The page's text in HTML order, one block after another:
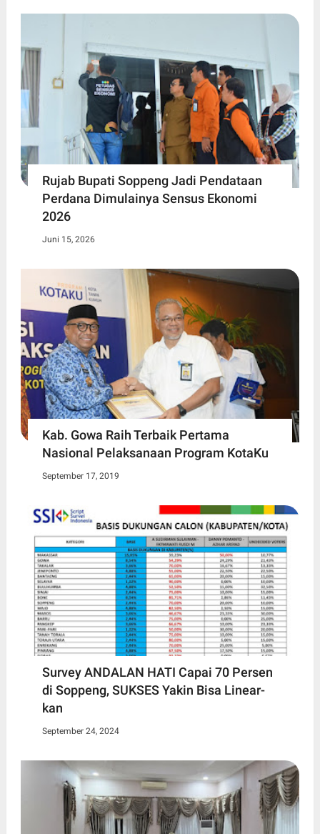
Rujab Bupati Soppeng Jadi Pendataan
Perdana Dimulainya Sensus Ekonomi
2026
Juni 15, 2026
Kab. Gowa Raih Terbaik Pertama
Nasional Pelaksanaan Program KotaKu
September 17, 2019
Survey ANDALAN HATI Capai 70 Persen
di Soppeng, SUKSES Yakin Bisa Linear-
kan
September 24, 2024